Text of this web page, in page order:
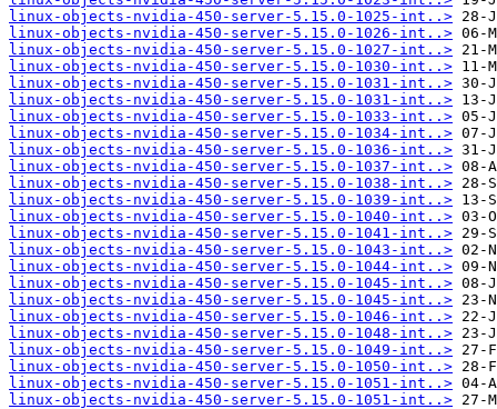
linux-objects-nvidia-450-server-5.15.0-1025-int..>
linux-objects-nvidia-450-server-5.15.0-1026-int..>
linux-objects-nvidia-450-server-5.15.0-1027-int..>
linux-objects-nvidia-450-server-5.15.0-1030-int..>
linux-objects-nvidia-450-server-5.15.0-1031-int..>
linux-objects-nvidia-450-server-5.15.0-1031-int..>
linux-objects-nvidia-450-server-5.15.0-1033-int..>
linux-objects-nvidia-450-server-5.15.0-1034-int..>
linux-objects-nvidia-450-server-5.15.0-1036-int..>
linux-objects-nvidia-450-server-5.15.0-1037-int..>
linux-objects-nvidia-450-server-5.15.0-1038-int..>
linux-objects-nvidia-450-server-5.15.0-1039-int..>
linux-objects-nvidia-450-server-5.15.0-1040-int..>
linux-objects-nvidia-450-server-5.15.0-1041-int..>
linux-objects-nvidia-450-server-5.15.0-1043-int..>
linux-objects-nvidia-450-server-5.15.0-1044-int..>
linux-objects-nvidia-450-server-5.15.0-1045-int..>
linux-objects-nvidia-450-server-5.15.0-1045-int..>
linux-objects-nvidia-450-server-5.15.0-1046-int..>
linux-objects-nvidia-450-server-5.15.0-1048-int..>
linux-objects-nvidia-450-server-5.15.0-1049-int..>
linux-objects-nvidia-450-server-5.15.0-1050-int..>
linux-objects-nvidia-450-server-5.15.0-1051-int..>
linux-objects-nvidia-450-server-5.15.0-1051-int..>